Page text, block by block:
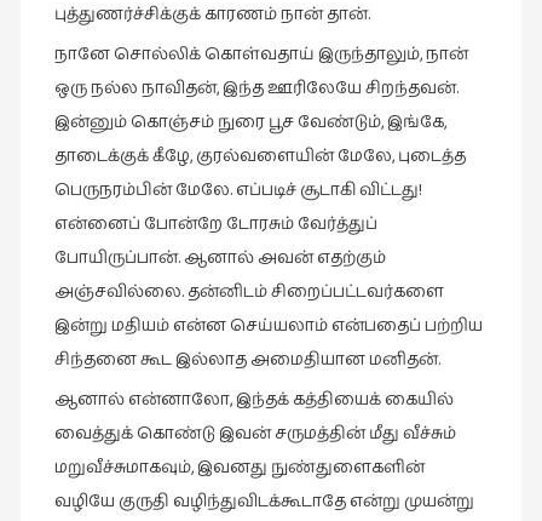
புத்துணர்ச்சிக்குக் காரணம் நான் தான்.
நானே சொல்லிக் கொள்வதாய் இருந்தாலும், நான்
ஒரு நல்ல நாவிதன், இந்த ஊரிலேயே சிறந்தவன்.
இன்னும் கொஞ்சம் நுரை பூச வேண்டும், இங்கே,
தாடைக்குக் கீழே, குரல்வளையின் மேலே, புடைத்த
பெருநரம்பின் மேலே. எப்படிச் சூடாகி விட்டது!
என்னைப் போன்றே டோரசும் வேர்த்துப்
போயிருப்பான். ஆனால் அவன் எதற்கும்
அஞ்சவில்லை. தன்னிடம் சிறைப்பட்டவர்களை
இன்று மதியம் என்ன செய்யலாம் என்பதைப் பற்றிய
சிந்தனை கூட இல்லாத அமைதியான மனிதன்.
ஆனால் என்னாலோ, இந்தக் கத்தியைக் கையில்
வைத்துக் கொண்டு இவன் சருமத்தின் மீது வீச்சும்
மறுவீச்சுமாகவும், இவனது நுண்துளைகளின்
வழியே குருதி வழிந்துவிடக்கூடாதே என்று முயன்று